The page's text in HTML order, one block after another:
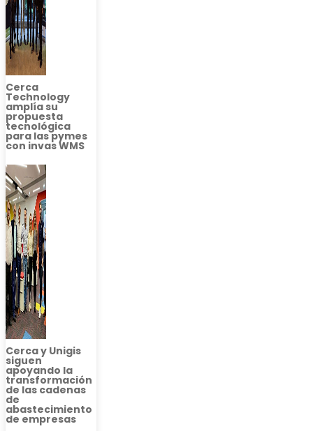
Cerca
Technology
amplía su
propuesta
tecnológica
para las pymes
con invas WMS
Cerca y Unigis
siguen
apoyando la
transformación
de las cadenas
de
abastecimiento
de empresas